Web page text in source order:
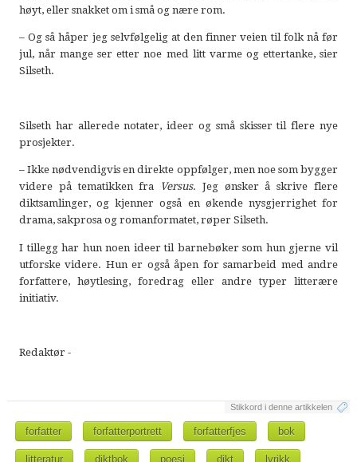
høyt, eller snakket om i små og nære rom.
– Og så håper jeg selvfølgelig at den finner veien til folk nå før
jul, når mange ser etter noe med litt varme og ettertanke, sier
Silseth.
Silseth har allerede notater, ideer og små skisser til flere nye
prosjekter.
– Ikke nødvendigvis en direkte oppfølger, men noe som bygger
videre på tematikken fra
Versus. Jeg ønsker å skrive flere
diktsamlinger, og kjenner også en økende nysgjerrighet for
drama, sakprosa og romanformatet, røper Silseth.
I tillegg har hun noen ideer til barnebøker som hun gjerne vil
utforske videre. Hun er også åpen for samarbeid med andre
forfattere, høytlesing, foredrag eller andre typer litterære
initiativ.
Redaktør -
Stikkord i denne artikkelen
forfatter forfatterportrett forfatterfjes bok
litteratur diktbok poesi dikt lyrikk